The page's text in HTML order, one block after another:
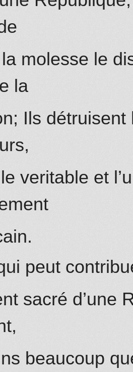
la molesse le
la
Ils détruisent
veritable et
peut
sacré d’une
beaucoup